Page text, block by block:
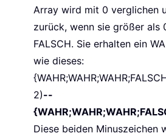
Array wird mit 0 verglichen
zurück, wenn sie größer als
FALSCH. Sie erhalten ein
wie dieses:
2)--
Diese beiden Minuszeichen